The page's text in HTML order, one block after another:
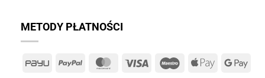
METODY PŁATNOŚCI
PayU PayPal MasterCard
Visa MaestroApple